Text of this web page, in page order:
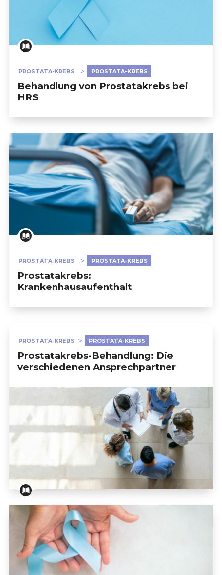
PROSTATA-KREBS PROSTATA-KREBS
Behandlung von Prostatakrebs bei
HRS
PROSTATA-KREBS PROSTATA-KREBS
Prostatakrebs:
Krankenhausaufenthalt
PROSTATA-KREBS PROSTATA-KREBS
Prostatakrebs-Behandlung: Die
verschiedenen Ansprechpartner
Prostatakrebs-Behandlung: Die verschiedenen